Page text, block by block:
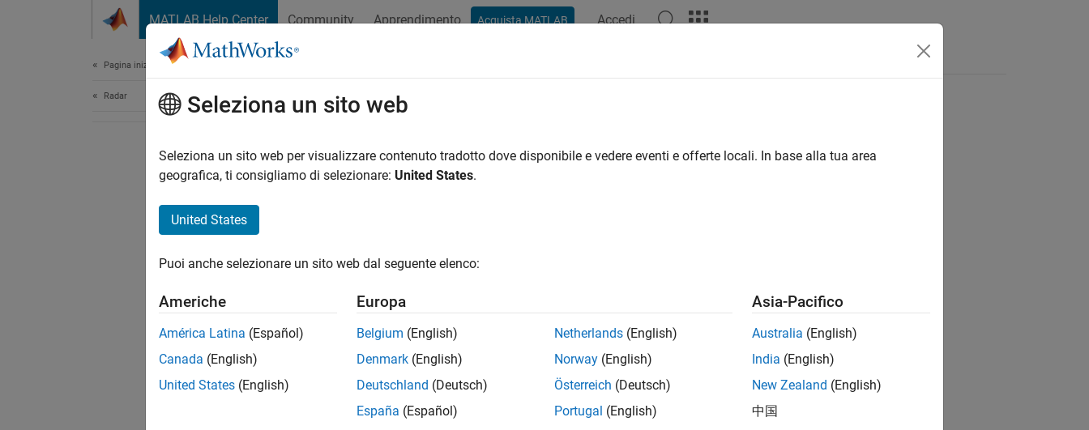
MATLAB Help Center Community Apprendimento Acquista MATLAB Accedi
Pagina iniziale della documentazione
Radar Seleziona un sito web
Seleziona un sito web per visualizzare contenuto tradotto dove disponibile e vedere eventi e offerte locali. In base alla tua area
geografica, ti consigliamo di selezionare: United States.
United States
Puoi anche selezionare un sito web dal seguente elenco:
Americhe
América Latina (Español)
Canada (English)
United States (English)
Europa
Belgium (English)
Denmark (English)
Deutschland (Deutsch)
España (Español)
Netherlands (English)
Norway (English)
Österreich (Deutsch)
Portugal (English)
Asia-Pacifico
Australia (English)
India (English)
New Zealand (English)
中国